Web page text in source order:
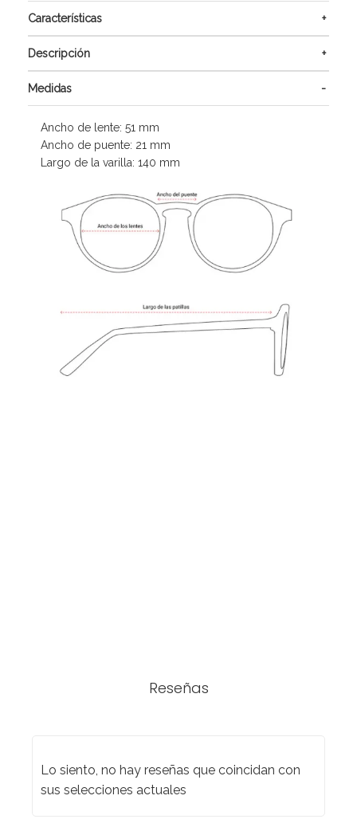
Características
Descripción
Medidas
Ancho de lente: 51 mm
Ancho de puente: 21 mm
Largo de la varilla: 140 mm
Reseñas
Lo siento, no hay reseñas que coincidan con
sus selecciones actuales